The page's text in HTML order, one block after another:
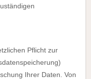
Pflicht zur
Ihrer Daten. Von